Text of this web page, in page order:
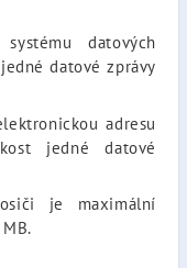
datových
datové zprávy
adresu
jedné datové
je maximální